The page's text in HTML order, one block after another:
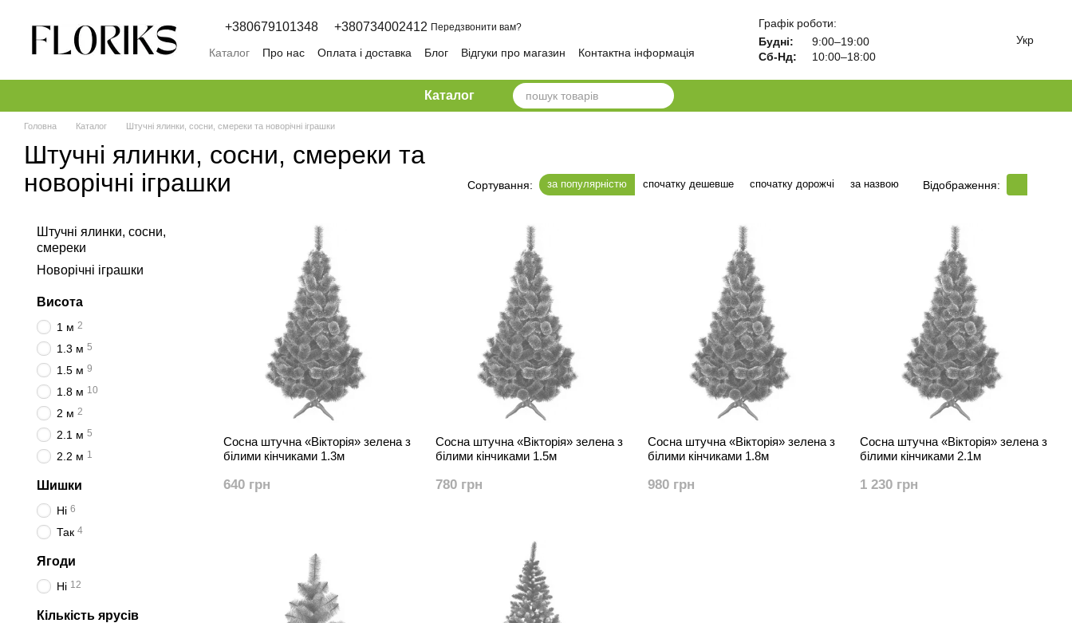
+380679101348 +380734002412 Передзвонити вам?
Каталог Про нас Оплата і доставка Блог Відгуки про магазин
Контактна інформація
Графік роботи:
Будні:
9:00–19:00
Сб-Нд:
10:00–18:00
Укр
Каталог
Головна Каталог Штучні ялинки, сосни, смереки та новорічні іграшки
Штучні ялинки, сосни, смереки та
новорічні іграшки
Сортування: за популярністю спочатку дешевше спочатку дорожчі за назвою Відображення:
Сосна штучна «Вікторія» зелена з
білими кінчиками 1.3м
640 грн
Сосна штучна «Вікторія» зелена з
білими кінчиками 1.5м
780 грн
Сосна штучна «Вікторія» зелена з
білими кінчиками 1.8м
980 грн
Сосна штучна «Вікторія» зелена з
білими кінчиками 2.1м
1 230 грн
Штучні ялинки, сосни,
смереки
Новорічні іграшки
Висота
1 м 2
1.3 м 5
1.5 м 9
1.8 м 10
2 м 2
2.1 м 5
2.2 м 1
Шишки
Ні 6
Так 4
Ягоди
Ні 12
Кількість ярусів